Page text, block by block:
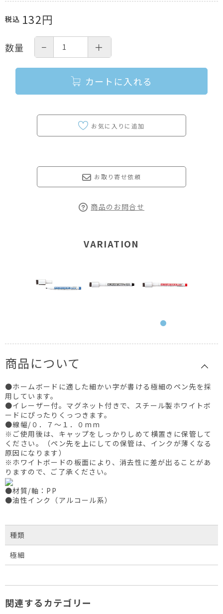
税込 132円
数量 − ＋
カートに入れる
お取り寄せ依頼
商品のお問合せ
VARIATION
商品について
●ホームボードに適した細かい字が書ける極細のペン先を採
用しています。
●イレーザー付。マグネット付きで、スチール製ホワイトボ
ードにぴったりくっつきます。
●線幅/０．７～１．０mm
※ご使用後は、キャップをしっかりしめて横置きに保管して
ください。（ペン先を上にしての保管は、インクが薄くなる
原因になります）
※ホワイトボードの板面により、消去性に差が出ることがあ
りますので、ご了承ください。
●材質/軸：PP
●油性インク（アルコール系）
種類
極細
関連するカテゴリー